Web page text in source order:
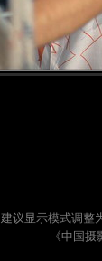
建议显示模式调整
《中国